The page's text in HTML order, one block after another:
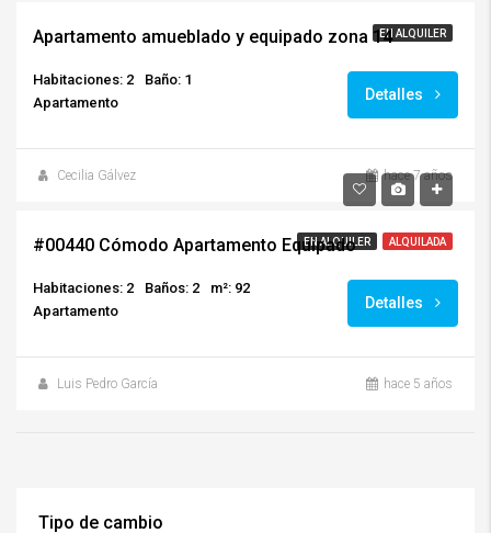
EN ALQUILER
Apartamento amueblado y equipado zona 14
Habitaciones: 2
Baño: 1
Apartamento
Detalles
Cecilia Gálvez hace 7 años
EN ALQUILER ALQUILADA
$850.00/incluye mantenimiento
#00440 Cómodo Apartamento Equipado
Habitaciones: 2 Baños: 2
m²: 92
Apartamento
Detalles
Luis Pedro García hace 5 años
Tipo de cambio